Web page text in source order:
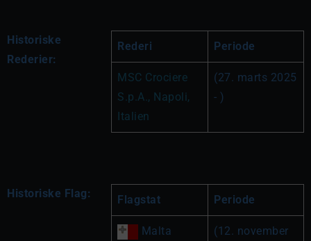
Historiske
Rederier:
Rederi Periode
MSC Crociere
S.p.A., Napoli,
Italien
(27. marts 2025
- )
Historiske Flag: Flagstat Periode
Malta
(12. november